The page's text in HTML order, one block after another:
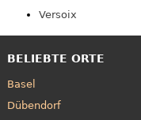
Versoix
BELIEBTE ORTE
Basel
Dübendorf